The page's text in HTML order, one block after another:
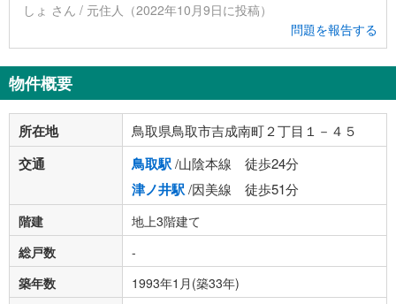
しょ さん / 元住人（2022年10月9日に投稿）
問題を報告する
物件概要
所在地 鳥取県鳥取市吉成南町２丁目１－４５
交通 鳥取駅/山陰本線 徒歩24分
津ノ井駅/因美線 徒歩51分
階建
地上3階建て
総戸数
-
築年数
1993年1月(築33年)